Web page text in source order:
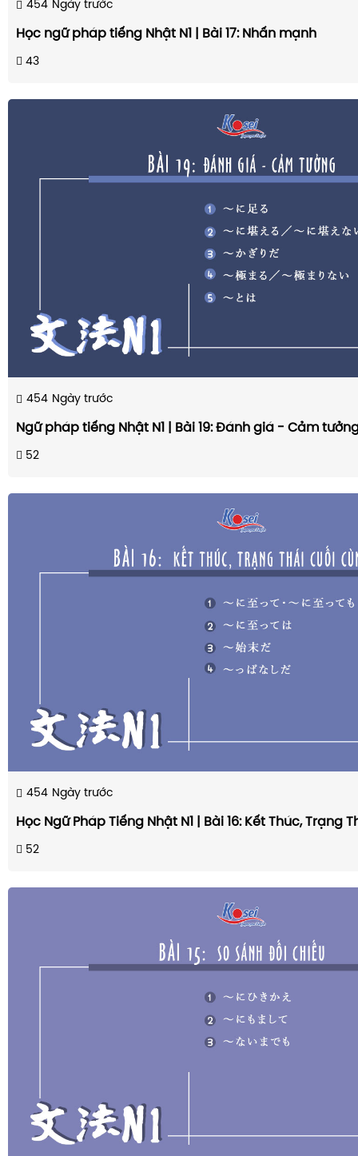
454 Ngày trước
Học ngữ pháp tiếng Nhật N1 | Bài 17: Nhấn mạnh
43
454 Ngày trước
Ngữ pháp tiếng Nhật N1 | Bài 19: Đánh giá - Cảm
52
454 Ngày trước
Học Ngữ Pháp Tiếng Nhật N1 | Bài 16: Kết Thúc, Trạng
52